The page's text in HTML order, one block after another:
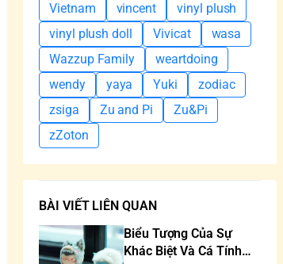
Vietnam
vincent
vinyl plush
vinyl plush doll
Vivicat
wasa
Wazzup Family
weartdoing
wendy
yaya Yuki
zodiac
zsiga
Zu and Pi
Zu&Pi
zZoton
BÀI VIẾT LIÊN QUAN
Biểu Tượng Của Sự
Khác Biệt Và Cá Tính